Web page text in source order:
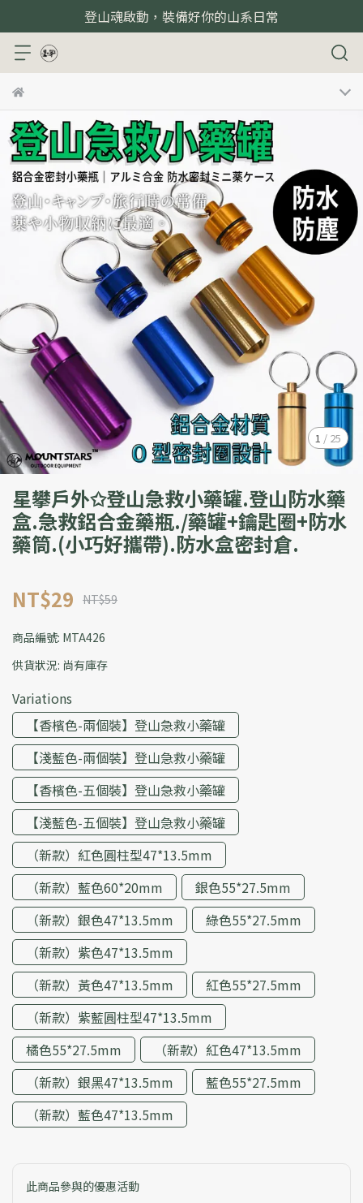
登山魂啟動，裝備好你的山系日常
1 / 25
星攀戶外✩登山急救小藥罐.登山防水藥
盒.急救鋁合金藥瓶./藥罐+鑰匙圈+防水
藥筒.(小巧好攜帶).防水盒密封倉.
NT$29 NT$59
商品編號: MTA426
供貨狀況: 尚有庫存
Variations
【香檳色-兩個裝】登山急救小藥罐
【淺藍色-兩個裝】登山急救小藥罐
【香檳色-五個裝】登山急救小藥罐
【淺藍色-五個裝】登山急救小藥罐
（新款）紅色圓柱型47*13.5mm
（新款）藍色60*20mm
銀色55*27.5mm
（新款）銀色47*13.5mm
綠色55*27.5mm
（新款）紫色47*13.5mm
（新款）黃色47*13.5mm
紅色55*27.5mm
（新款）紫藍圓柱型47*13.5mm
橘色55*27.5mm
（新款）紅色47*13.5mm
（新款）銀黑47*13.5mm
藍色55*27.5mm
（新款）藍色47*13.5mm
此商品參與的優惠活動